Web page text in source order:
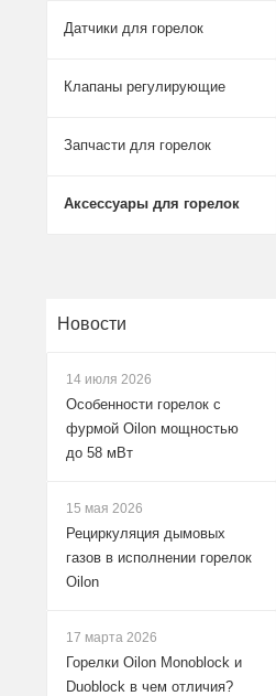
Датчики для горелок
Клапаны регулирующие
Запчасти для горелок
Аксессуары для горелок
Новости
14 июля 2026
Особенности горелок с
фурмой Oilon мощностью
до 58 мВт
15 мая 2026
Рециркуляция дымовых
газов в исполнении горелок
Oilon
17 марта 2026
Горелки Oilon Monoblock и
Duoblock в чем отличия?